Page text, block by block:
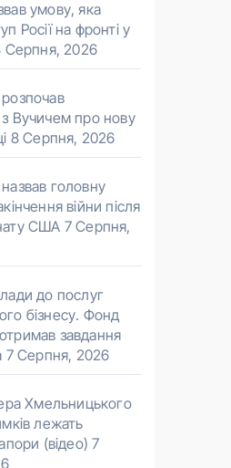
умову, яка
Росії на фронті у
Серпня, 2026
Вучичем про нову
8 Серпня, 2026
головну
війни після
США 7 Серпня,
до послуг
бізнесу. Фонд
завдання
7 Серпня, 2026
Хмельницького
лежать
(відео) 7